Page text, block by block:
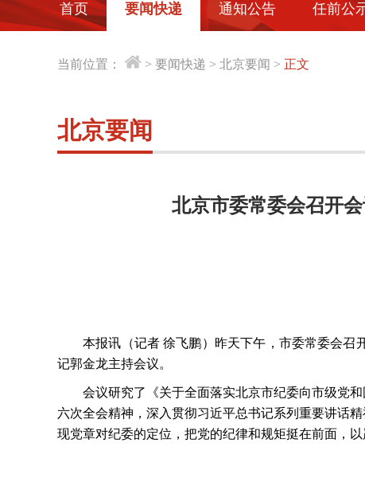
首页 要闻快递 通知公告 任前公
当前位置： > 要闻快递 > 北京要闻 > 正文
北京要闻
北京市委常委会召开
本报讯（记者 徐飞鹏）昨天下午，市委常委会召
记郭金龙主持会议。
会议研究了《关于全面落实北京市纪委向市级党
六次全会精神，深入贯彻习近平总书记系列重要讲话
现党章对纪委的定位，把党的纪律和规矩挺在前面，